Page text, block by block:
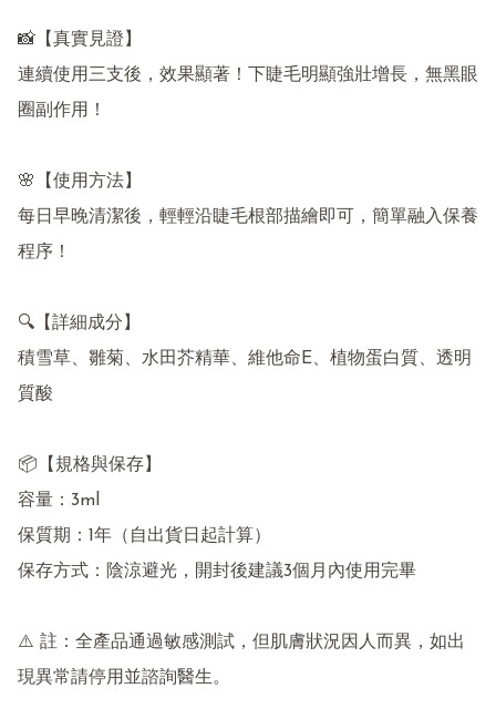
📸【真實見證】
連續使用三支後，效果顯著！下睫毛明顯強壯增長，無黑眼
圈副作用！
🌸【使用方法】
每日早晚清潔後，輕輕沿睫毛根部描繪即可，簡單融入保養
程序！
🔍【詳細成分】
積雪草、雛菊、水田芥精華、維他命E、植物蛋白質、透明
質酸
📦【規格與保存】
容量：3ml
保質期：1年（自出貨日起計算）
保存方式：陰涼避光，開封後建議3個月內使用完畢
⚠️ 註：全產品通過敏感測試，但肌膚狀況因人而異，如出
現異常請停用並諮詢醫生。